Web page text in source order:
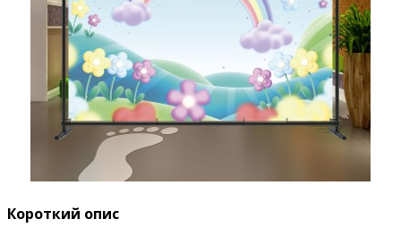
Короткий опис